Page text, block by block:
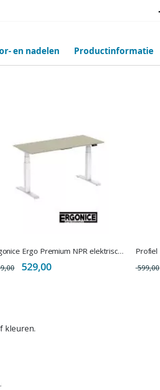
en nadelen Productinformatie
Ergonice Ergo Premium NPR elektrisch zit-sta bureau extra sterk
Special
Price
529,00 599,00
kleuren.